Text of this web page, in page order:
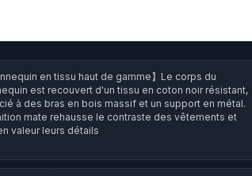
en tissu haut de gamme】Le corps du
est recouvert d'un tissu en coton noir résistant,
à des bras en bois massif et un support en métal.
mate rehausse le contraste des vêtements et
valeur leurs détails